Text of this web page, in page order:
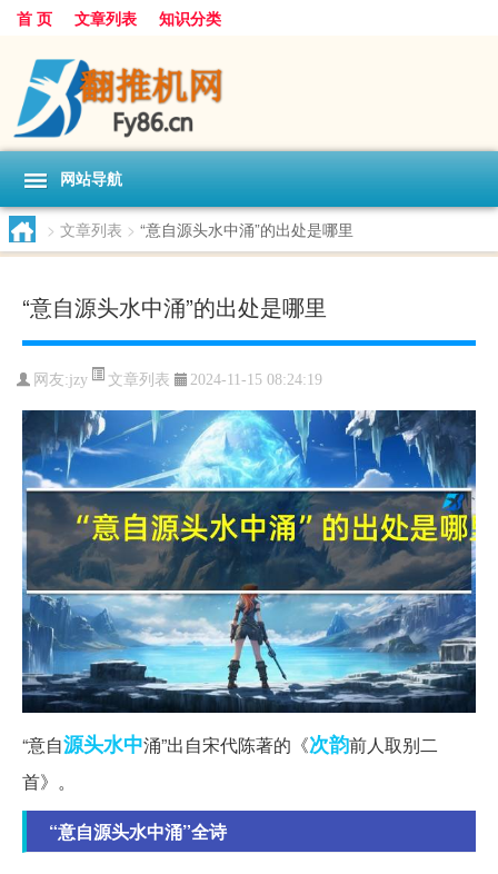
首 页 文章列表 知识分类
网站导航
> 文章列表 > “意自源头水中涌”的出处是哪里
“意自源头水中涌”的出处是哪里
网友:jzy 文章列表 2024-11-15 08:24:19
“意自源头水中涌”出自宋代陈著的《次韵前人取别二
首》。
“意自源头水中涌”全诗